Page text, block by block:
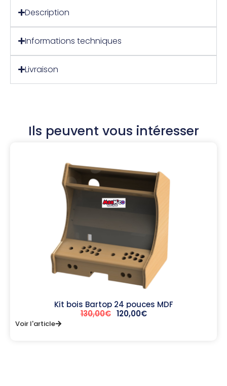
Description
Informations techniques
Livraison
Ils peuvent vous intéresser
Kit bois Bartop 24 pouces MDF
130,00€ 120,00€
Voir l'article